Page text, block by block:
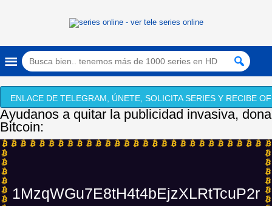
ENLACE DE TELEGRAM, ÚNETE, SOLICITA SERIES Y RECIBE
Ayudanos a quitar la publicidad invasiva, dona
Bitcoin:
1MzqWGu7E8tH4t4bEjzXLRtTcuP2r